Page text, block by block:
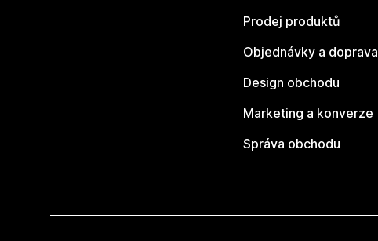
Prodej produktů
Objednávky a doprava
Design obchodu
Marketing a konverze
Správa obchodu